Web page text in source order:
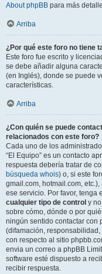
About phpBB para más
Arriba
¿Por qué este foro no tiene
Este foro fue escrito y
se debe añadir alguna
(en Inglés), donde se puede
características.
Arriba
¿Con quién se puede
relacionados con este foro?
Cada uno de los
“El Equipo” es un contacto
respuesta debería tratar de
búsqueda whois) o, si este
gmail.com, hotmail.com,
ese servicio. Por favor, tenga
cualquier tipo de control y
sobre cómo, dónde o por
ningún sentido contactar con
(difamación,
con respecto al sitio
envia un correo a phpBB
software esté dispuesto a
recibir respuesta.